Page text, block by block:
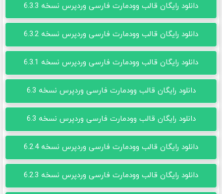
دانلود رایگان قالب وودمارت فارسی وردپرس نسخه 6.3.3
دانلود رایگان قالب وودمارت فارسی وردپرس نسخه 6.3.2
دانلود رایگان قالب وودمارت فارسی وردپرس نسخه 6.3.1
دانلود رایگان قالب وودمارت فارسی وردپرس نسخه 6.3
دانلود رایگان قالب وودمارت فارسی وردپرس نسخه 6.3
دانلود رایگان قالب وودمارت فارسی وردپرس نسخه 6.2.4
دانلود رایگان قالب وودمارت فارسی وردپرس نسخه 6.2.3